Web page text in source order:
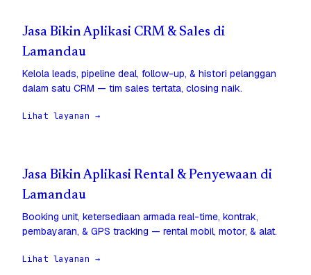
Jasa Bikin Aplikasi CRM & Sales di
Lamandau
Kelola leads, pipeline deal, follow-up, & histori pelanggan
dalam satu CRM — tim sales tertata, closing naik.
Lihat layanan →
Jasa Bikin Aplikasi Rental & Penyewaan di
Lamandau
Booking unit, ketersediaan armada real-time, kontrak,
pembayaran, & GPS tracking — rental mobil, motor, & alat.
Lihat layanan →